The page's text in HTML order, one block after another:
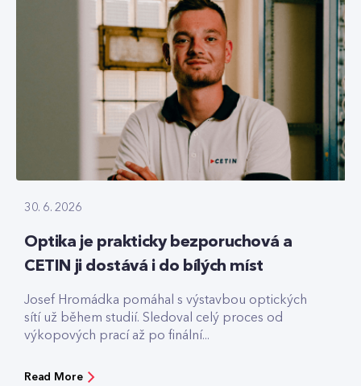
30. 6. 2026
Optika je prakticky bezporuchová a
CETIN ji dostává i do bílých míst
Josef Hromádka pomáhal s výstavbou optických
sítí už během studií. Sledoval celý proces od
výkopových prací až po finální...
Read More